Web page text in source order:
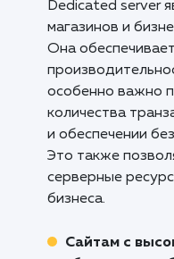
вам
технических
Кому
Веб-
настройки
подходит для